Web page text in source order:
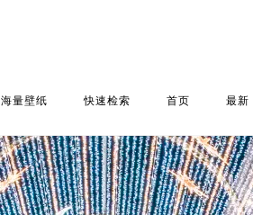
海量壁纸 快速检索 首页 最新